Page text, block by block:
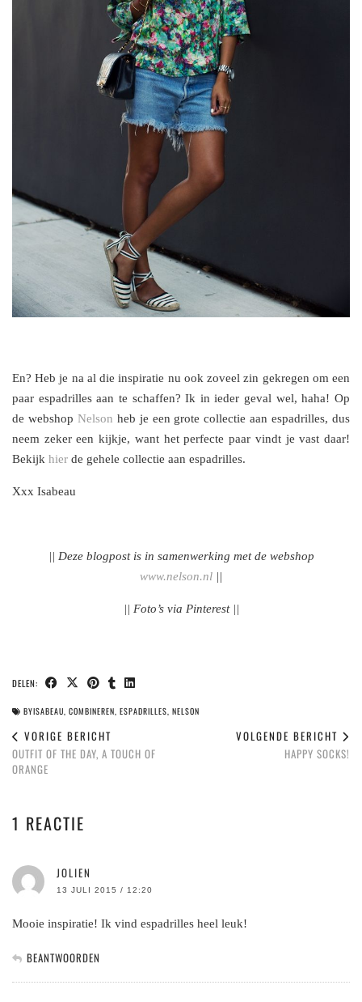
En? Heb je na al die inspiratie nu ook zoveel zin gekregen om een
paar espadrilles aan te schaffen? Ik in ieder geval wel, haha! Op
de webshop Nelson heb je een grote collectie aan espadrilles, dus
neem zeker een kijkje, want het perfecte paar vindt je vast daar!
Bekijk hier de gehele collectie aan espadrilles.
Xxx Isabeau
|| Deze blogpost is in samenwerking met de webshop
www.nelson.nl ||
|| Foto’s via Pinterest ||
DELEN:
BYISABEAU COMBINEREN ESPADRILLES NELSON
VORIGE BERICHT
OUTFIT OF THE DAY, A TOUCH OF
ORANGE
VOLGENDE BERICHT
HAPPY SOCKS!
1 REACTIE
JOLIEN
13 JULI 2015 / 12:20
Mooie inspiratie! Ik vind espadrilles heel leuk!
BEANTWOORDEN